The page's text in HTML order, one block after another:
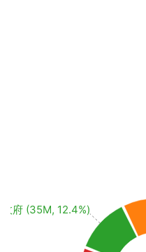
府 (35M, 12.4%)